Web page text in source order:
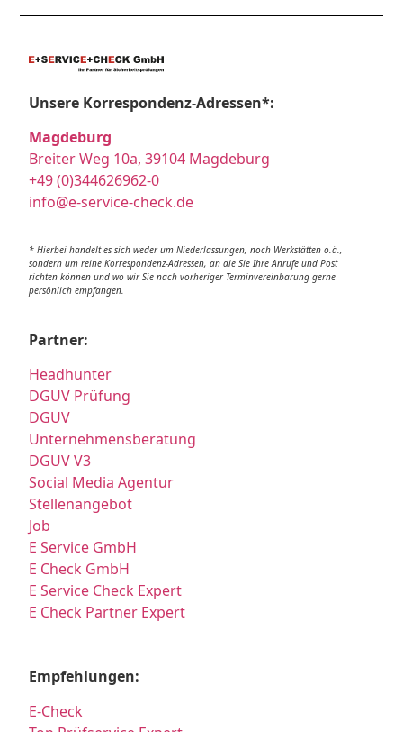
Unsere Korrespondenz-Adressen*:
Magdeburg
Breiter Weg 10a, 39104 Magdeburg
+49 (0)344626962-0
info@e-service-check.de
* Hierbei handelt es sich weder um Niederlassungen, noch Werkstätten o.ä.,
sondern um reine Korrespondenz-Adressen, an die Sie Ihre Anrufe und Post
richten können und wo wir Sie nach vorheriger Terminvereinbarung gerne
persönlich empfangen.
Partner:
Headhunter
DGUV Prüfung
DGUV
Unternehmensberatung
DGUV V3
Social Media Agentur
Stellenangebot
Job
E Service GmbH
E Check GmbH
E Service Check Expert
E Check Partner Expert
Empfehlungen:
E-Check